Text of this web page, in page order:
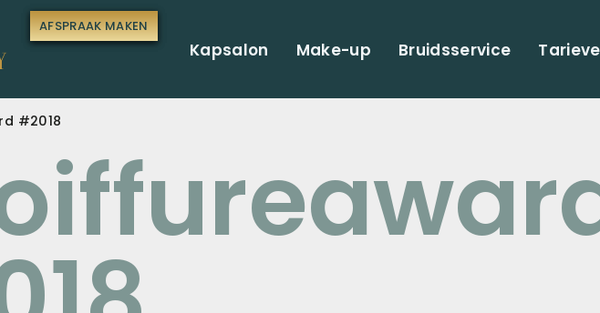
AFSPRAAK MAKEN
Kapsalon Make-up Bruidsservice
AFSPRAAK MAKEN
#2018